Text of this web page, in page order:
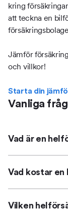
kring
att teckna en
Jämför
och villkor!
Starta din
Vanliga
Vad är en
Vad kostar
Vilken